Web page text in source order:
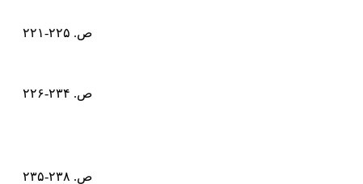
ص. ۲۲۵-۲۲۱
ص. ۲۳۴-۲۲۶
ص. ۲۳۸-۲۳۵